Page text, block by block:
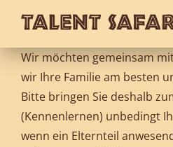
Inhalt
springen
Wir möchten gemeinsam
wir Ihre Familie am besten
Bitte bringen Sie deshalb
(Kennenlernen) unbedingt
wenn ein Elternteil